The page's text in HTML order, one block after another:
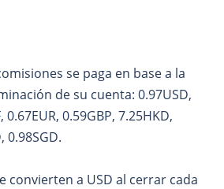
se paga en base a la
de su cuenta: 0.97USD,
0.67EUR, 0.59GBP, 7.25HKD,
0.98SGD.
convierten a USD al cerrar cada